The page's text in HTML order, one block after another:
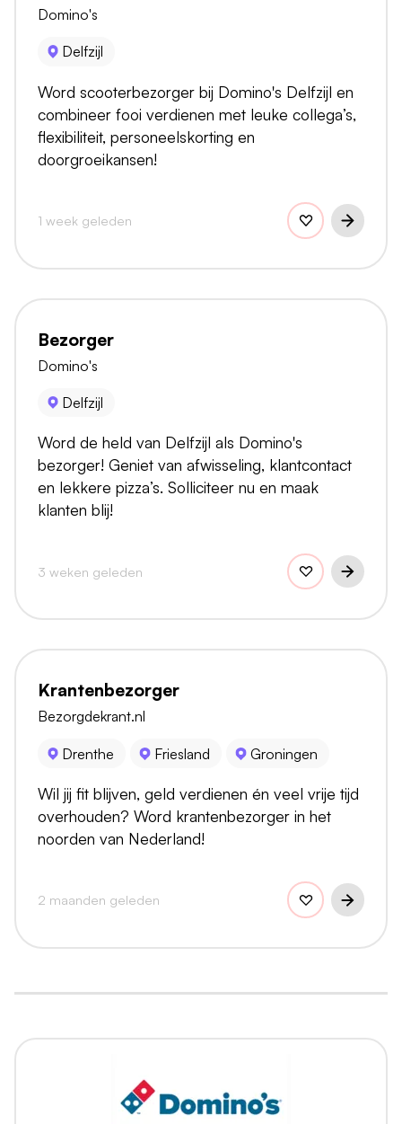
Domino's
Delfzijl
Word scooterbezorger bij Domino's Delfzijl en
combineer fooi verdienen met leuke collega’s,
flexibiliteit, personeelskorting en
doorgroeikansen!
1 week geleden
Bezorger
Domino's
Delfzijl
Word de held van Delfzijl als Domino's
bezorger! Geniet van afwisseling, klantcontact
en lekkere pizza’s. Solliciteer nu en maak
klanten blij!
3 weken geleden
Krantenbezorger
Bezorgdekrant.nl
Drenthe Friesland Groningen
Wil jij fit blijven, geld verdienen én veel vrije tijd
overhouden? Word krantenbezorger in het
noorden van Nederland!
2 maanden geleden